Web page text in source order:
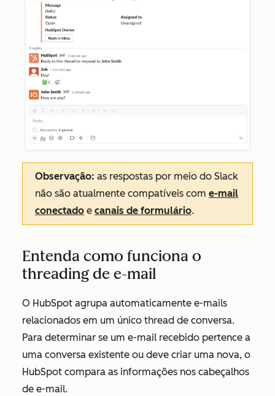
Observação: as respostas por meio do Slack
não são atualmente compatíveis com e-mail
conectado e canais de formulário.
Entenda como funciona o
threading de e-mail
O HubSpot agrupa automaticamente e-mails
relacionados em um único thread de conversa.
Para determinar se um e-mail recebido pertence a
uma conversa existente ou deve criar uma nova, o
HubSpot compara as informações nos cabeçalhos
de e-mail.